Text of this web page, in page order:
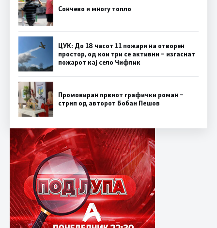
Сончево и многу топло
ЦУК: До 18 часот 11 пожари на отворен
простор, од кои три се активни – изгаснат
пожарот кај село Чифлик
Промовиран првиот графички роман –
стрип од авторот Бобан Пешов